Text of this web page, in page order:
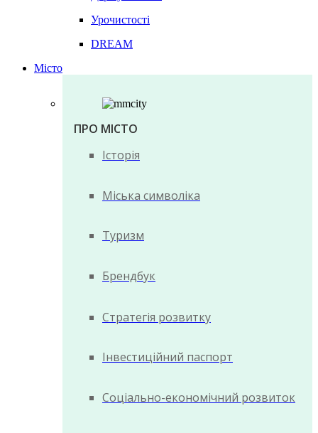
Урочистості
DREAM
Місто
ПРО МІСТО
Історія
Міська символіка
Туризм
Брендбук
Стратегія розвитку
Інвестиційний паспорт
Соціально-економічний розвиток